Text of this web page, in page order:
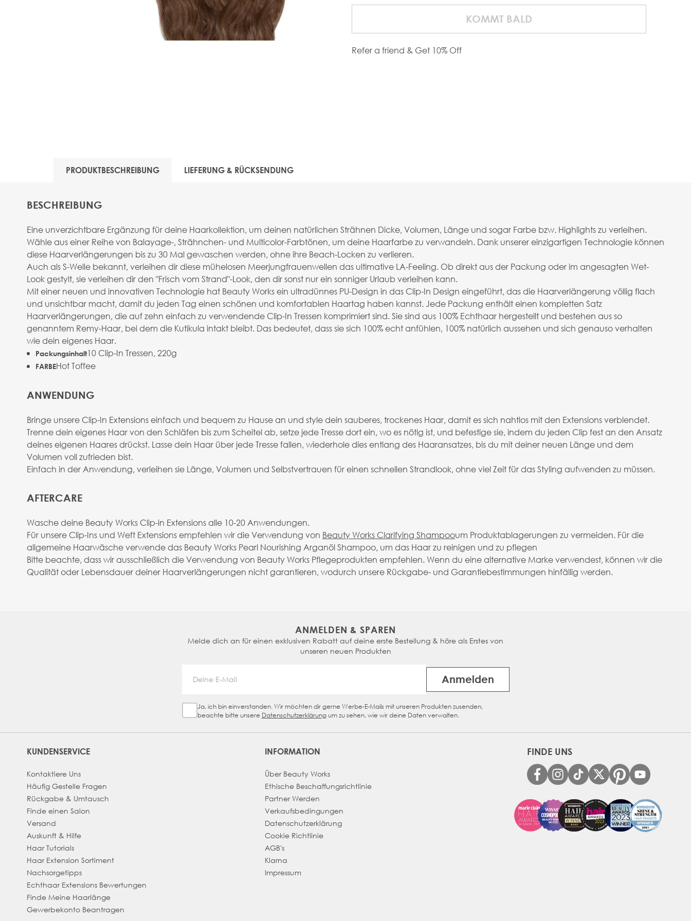
KOMMT BALD
Refer a friend & Get 10% Off
PRODUKTBESCHREIBUNG LIEFERUNG & RÜCKSENDUNG
BESCHREIBUNG
Eine unverzichtbare Ergänzung für deine Haarkollektion, um deinen natürlichen Strähnen Dicke, Volumen, Länge und sogar Farbe bzw. Highlights zu verleihen.
Wähle aus einer Reihe von Balayage-, Strähnchen- und Multicolor-Farbtönen, um deine Haarfarbe zu verwandeln. Dank unserer einzigartigen Technologie können
diese Haarverlängerungen bis zu 30 Mal gewaschen werden, ohne ihre Beach-Locken zu verlieren.
Auch als S-Welle bekannt, verleihen dir diese mühelosen Meerjungfrauenwellen das ultimative LA-Feeling. Ob direkt aus der Packung oder im angesagten Wet-
Look gestylt, sie verleihen dir den "Frisch vom Strand"-Look, den dir sonst nur ein sonniger Urlaub verleihen kann.
Mit einer neuen und innovativen Technologie hat Beauty Works ein ultradünnes PU-Design in das Clip-In Design eingeführt, das die Haarverlängerung völlig flach
und unsichtbar macht, damit du jeden Tag einen schönen und komfortablen Haartag haben kannst. Jede Packung enthält einen kompletten Satz
Haarverlängerungen, die auf zehn einfach zu verwendende Clip-In Tressen komprimiert sind. Sie sind aus 100% Echthaar hergestellt und bestehen aus so
genanntem Remy-Haar, bei dem die Kutikula intakt bleibt. Das bedeutet, dass sie sich 100% echt anfühlen, 100% natürlich aussehen und sich genauso verhalten
wie dein eigenes Haar.
Packungsinhalt10 Clip-In Tressen, 220g
FARBEHot Toffee
ANWENDUNG
Bringe unsere Clip-In Extensions einfach und bequem zu Hause an und style dein sauberes, trockenes Haar, damit es sich nahtlos mit den Extensions verblendet.
Trenne dein eigenes Haar von den Schläfen bis zum Scheitel ab, setze jede Tresse dort ein, wo es nötig ist, und befestige sie, indem du jeden Clip fest an den Ansatz
deines eigenen Haares drückst. Lasse dein Haar über jede Tresse fallen, wiederhole dies entlang des Haaransatzes, bis du mit deiner neuen Länge und dem
Volumen voll zufrieden bist.
Einfach in der Anwendung, verleihen sie Länge, Volumen und Selbstvertrauen für einen schnellen Strandlook, ohne viel Zeit für das Styling aufwenden zu müssen.
AFTERCARE
Wasche deine Beauty Works Clip-in Extensions alle 10-20 Anwendungen.
Für unsere Clip-Ins und Weft Extensions empfehlen wir die Verwendung von Beauty Works Clarifying Shampooum Produktablagerungen zu vermeiden. Für die
allgemeine Haarwäsche verwende das Beauty Works Pearl Nourishing Arganöl Shampoo, um das Haar zu reinigen und zu pflegen
Bitte beachte, dass wir ausschließlich die Verwendung von Beauty Works Pflegeprodukten empfehlen. Wenn du eine alternative Marke verwendest, können wir die
Qualität oder Lebensdauer deiner Haarverlängerungen nicht garantieren, wodurch unsere Rückgabe- und Garantiebestimmungen hinfällig werden.
ANMELDEN & SPAREN
Melde dich an für einen exklusiven Rabatt auf deine erste Bestellung & höre als Erstes von
unseren neuen Produkten
Anmelden
Sign Up Checkbox
Ja, ich bin einverstanden. Wir möchten dir gerne Werbe-E-Mails mit unseren Produkten zusenden,
beachte bitte unsere Datenschutzerklärungum zu sehen, wie wir deine Daten verwalten.
KUNDENSERVICE
Kontaktiere Uns
Häufig Gestelle Fragen
Rückgabe & Umtausch
Finde einen Salon
Versand
Auskunft & Hilfe
Haar Tutorials
Haar Extension Sortiment
Nachsorgetipps
Echthaar Extensions Bewertungen
Finde Meine Haarlänge
Gewerbekonto Beantragen
INFORMATION
Über Beauty Works
Ethische Beschaffungsrichtlinie
Partner Werden
Verkaufsbedingungen
Datenschutzerklärung
Cookie Richtlinie
AGB's
Klarna
Impressum
FINDE UNS